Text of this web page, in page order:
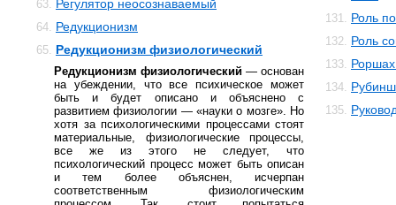
63. Регулятор неосознаваемый
64. Редукционизм
65. Редукционизм физиологический
Редукционизм физиологический — основан
на убеждении, что все психическое может
быть и будет описано и объяснено с
развитием физиологии — «науки о мозге». Но
хотя за психологическими процессами стоят
материальные, физиологические процессы,
все же из этого не следует, что
психологический процесс может быть описан
и тем более объяснен, исчерпан
соответственным физиологическим
131. Роль
132. Роль
133.
134.
135.